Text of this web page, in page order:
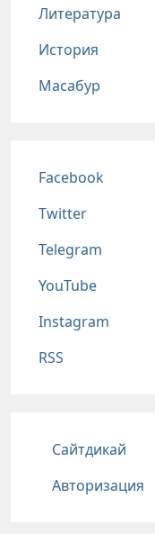
Литература
История
Масабур
Соц сети
Facebook
Twitter
Telegram
YouTube
Instagram
RSS
Подвал
Сайтдикай
Авторизация